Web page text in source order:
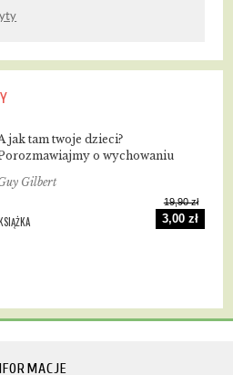
jak tam twoje dzieci?
o wychowaniu
Gilbert
19,90 zł
3,00 zł